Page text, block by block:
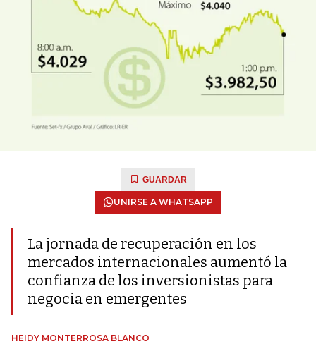
GUARDAR
UNIRSE A WHATSAPP
La jornada de recuperación en los
mercados internacionales aumentó la
confianza de los inversionistas para
negocia en emergentes
HEIDY MONTERROSA BLANCO